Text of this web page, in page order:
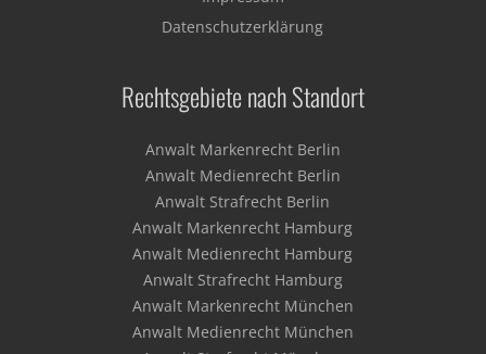
Datenschutzerklärung
Rechtsgebiete nach Standort
Anwalt Markenrecht Berlin
Anwalt Medienrecht Berlin
Anwalt Strafrecht Berlin
Anwalt Markenrecht Hamburg
Anwalt Medienrecht Hamburg
Anwalt Strafrecht Hamburg
Anwalt Markenrecht München
Anwalt Medienrecht München